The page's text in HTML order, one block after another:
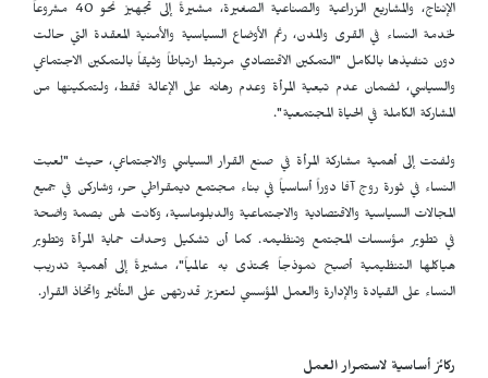
الإنتاج، والمشاريع الزراعية والصناعية الصغيرة، مشيرةً إلى تجهيز نحو 40 مشروعاً
لخدمة النساء في القرى والمدن، رغم الأوضاع السياسية والأمنية المعقدة التي حالت
دون تنفيذها بالكامل "التمكين الاقتصادي مرتبط ارتباطاً وثيقاً بالتمكين الاجتماعي
والسياسي، لضمان عدم تبعية المرأة وعدم رهانه على الإعالة فقط، ولتمكينها من
المشاركة الكاملة في الحياة المجتمعية".
ولفتت إلى أهمية مشاركة المرأة في صنع القرار السياسي والاجتماعي، حيث "لعبت
النساء في ثورة روج آفا دوراً أساسياً في بناء مجتمع ديمقراطي حر، وشاركن في جميع
المجالات السياسية والاقتصادية والاجتماعية والدبلوماسية، وكانت لهن بصمة واضحة
في تطوير مؤسسات المجتمع وتنظيمه. كما أن تشكيل وحدات حماية المرأة وتطوير
هياكلها التنظيمية أصبح نموذجاً يحتذى به عالمياً"، مشيرةً إلى أهمية تدريب
النساء على القيادة والإدارة والعمل المؤسسي لتعزيز قدرتهن على التأثير واتخاذ القرار.
ركائز أساسية لاستمرار العمل